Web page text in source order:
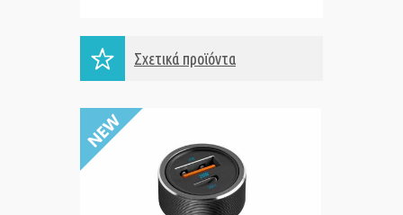
Σχετικά προϊόντα